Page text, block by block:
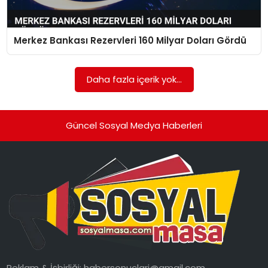
SPOR
GÜNDEM
Merkez Bankası Rezervleri 160 Milyar Doları Gördü
Daha fazla içerik yok...
Güncel Sosyal Medya Haberleri